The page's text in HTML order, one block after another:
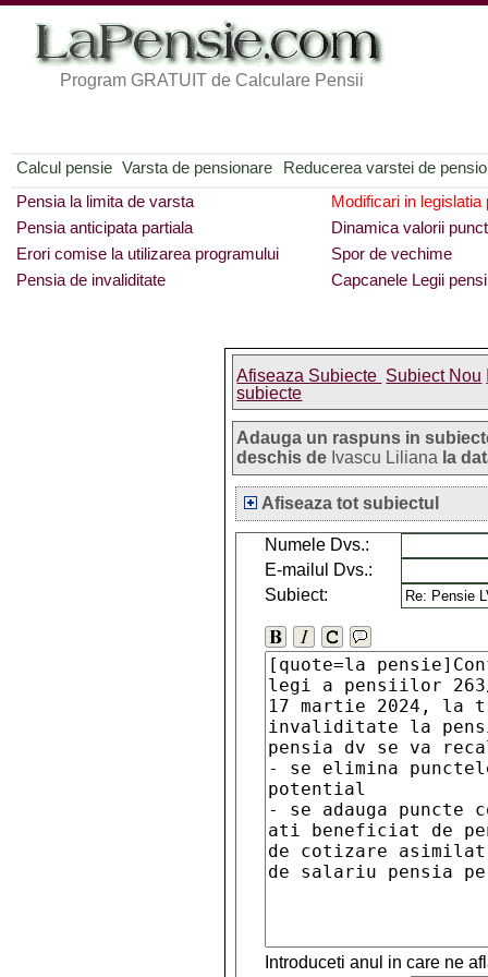
Program GRATUIT de Calculare Pensii
Calcul pensie Varsta de pensionare
Reducerea varstei de
Pensia la limita de varsta
Modificari in legislatia
Pensia anticipata partiala
Dinamica valorii
Erori comise la utilizarea programului
Spor de vechime
Pensia de invaliditate
Capcanele Legii
Afiseaza Subiecte Subiect Nou
subiecte
Adauga un raspuns in
deschis de Ivascu Liliana la
Afiseaza tot subiectul
Numele Dvs.:
E-mailul Dvs.:
Subiect:
Introduceti anul in care ne